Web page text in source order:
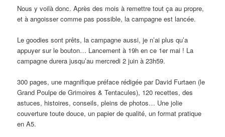
Nous y voilà donc. Après des mois à remettre tout ça au propre,
et à angoisser comme pas possible, la campagne est lancée.
Le goodies sont prêts, la campagne aussi, je n’ai plus qu’a
appuyer sur le bouton… Lancement à 19h en ce 1er mai ! La
campagne durera jusqu’au mercredi 2 juin à 23h59.
300 pages, une magnifique préface rédigée par David Furtaen (le
Grand Poulpe de Grimoires & Tentacules), 120 recettes, des
astuces, histoires, conseils, pleins de photos… Une jolie
couverture toute douce, un papier de qualité, un format pratique
en A5.